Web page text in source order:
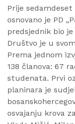
Prije sedamdeset
osnovano je PD
predsjednik bio
Društvo je u
Prema jednom
138 članova: 67
studenata. Prvi
planinara je
osvajanju krova